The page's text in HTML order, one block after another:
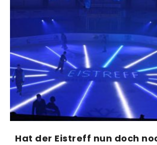
Hat der Eistreff nun doch